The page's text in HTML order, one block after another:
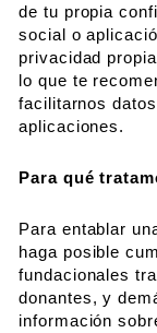
de tu propia
social o
privacidad
lo que te
facilitarnos
aplicaciones.
Para qué
Para entablar
haga posible
fundacionales
donantes, y
información